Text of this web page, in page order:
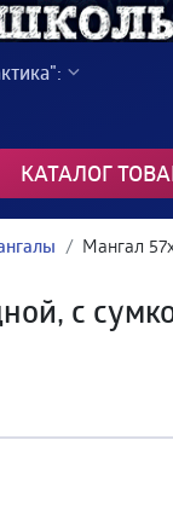
КАТАЛОГ
Мангал
с